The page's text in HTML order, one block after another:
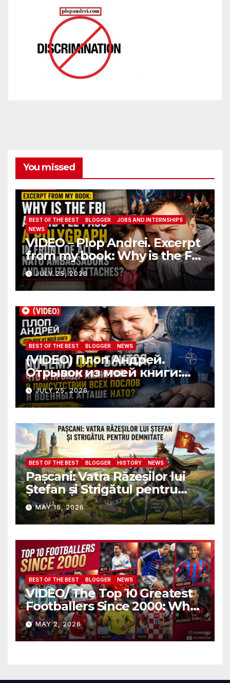
You missed
BEST OF THE BEST BLOGGER
JOBS AND INTERNSHIPS
NEWS
VIDEO – Plop Andrei. Excerpt
from my book: Why is the FBI
afraid I’ll pass a polygraph in
front of all NATO
ambassadors and military
attaches?
JULY 25, 2026
BEST OF THE BEST BLOGGER NEWS
(VIDEO) Плоп Андрей.
Отрывок из моей книги:
Почему ФБР боится, что я
пройду полиграф в
присутствии всех послов и
военных атташе НАТО?
JULY 25, 2026
BEST OF THE BEST BLOGGER HISTORY NEWS
Pașcani: Vatra Răzeșilor lui
Ștefan și Strigătul pentru
Demnitate în Fața
Amalgamării
MAY 15, 2026
BEST OF THE BEST BLOGGER NEWS
VIDEO/ The Top 10 Greatest
Footballers Since 2000: Who
Is Number One
MAY 2, 2026